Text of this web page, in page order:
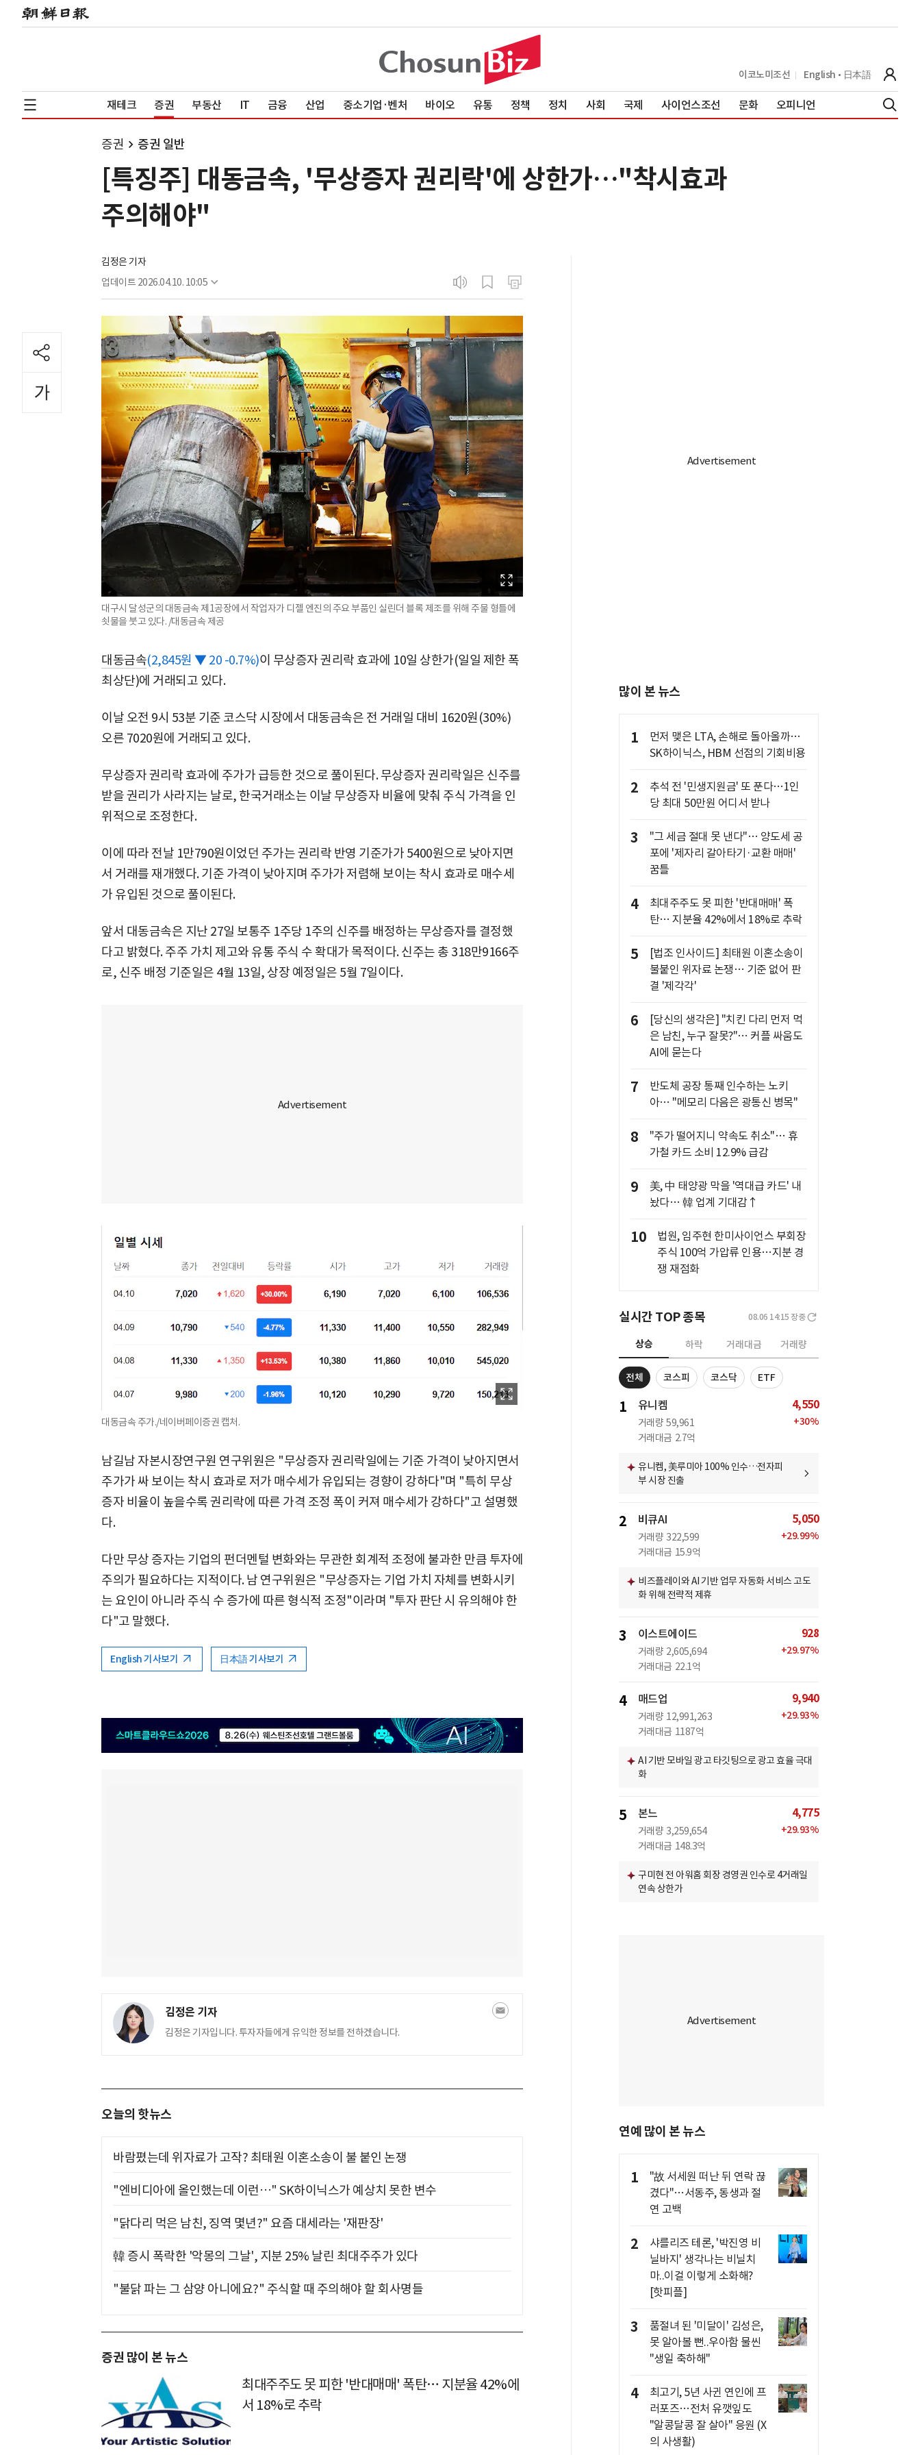
이코노미조선 English 日本語
재테크 증권 부동산 IT 금융 산업 중소기업·벤처 바이오 유통 정책 정치 사회 국제 사이언스조선 문화 오피니언
증권 증권 일반
[특징주] 대동금속, '무상증자 권리락'에 상한가…"착시효과
주의해야"
김정은 기자
업데이트 2026.04.10. 10:05
대구시 달성군의 대동금속 제1공장에서 작업자가 디젤 엔진의 주요 부품인 실린더 블록 제조를 위해 주물 형틀에
쇳물을 붓고 있다. /대동금속 제공
대동금속(2,845원 ▼ 20 -0.7%)이 무상증자 권리락 효과에 10일 상한가(일일 제한 폭
최상단)에 거래되고 있다.
이날 오전 9시 53분 기준 코스닥 시장에서 대동금속은 전 거래일 대비 1620원(30%)
오른 7020원에 거래되고 있다.
무상증자 권리락 효과에 주가가 급등한 것으로 풀이된다. 무상증자 권리락일은 신주를
받을 권리가 사라지는 날로, 한국거래소는 이날 무상증자 비율에 맞춰 주식 가격을 인
위적으로 조정한다.
이에 따라 전날 1만790원이었던 주가는 권리락 반영 기준가가 5400원으로 낮아지면
서 거래를 재개했다. 기준 가격이 낮아지며 주가가 저렴해 보이는 착시 효과로 매수세
가 유입된 것으로 풀이된다.
앞서 대동금속은 지난 27일 보통주 1주당 1주의 신주를 배정하는 무상증자를 결정했
다고 밝혔다. 주주 가치 제고와 유통 주식 수 확대가 목적이다. 신주는 총 318만9166주
로, 신주 배정 기준일은 4월 13일, 상장 예정일은 5월 7일이다.
대동금속 주가./네이버페이증권 캡처.
남길남 자본시장연구원 연구위원은 "무상증자 권리락일에는 기준 가격이 낮아지면서
주가가 싸 보이는 착시 효과로 저가 매수세가 유입되는 경향이 강하다"며 "특히 무상
증자 비율이 높을수록 권리락에 따른 가격 조정 폭이 커져 매수세가 강하다"고 설명했
다.
다만 무상 증자는 기업의 펀더멘털 변화와는 무관한 회계적 조정에 불과한 만큼 투자에
주의가 필요하다는 지적이다. 남 연구위원은 "무상증자는 기업 가치 자체를 변화시키
는 요인이 아니라 주식 수 증가에 따른 형식적 조정"이라며 "투자 판단 시 유의해야 한
다"고 말했다.
English 기사보기 日本語 기사보기
김정은 기자
김정은 기자입니다. 투자자들에게 유익한 정보를 전하겠습니다.
오늘의 핫뉴스
바람폈는데 위자료가 고작? 최태원 이혼소송이 불 붙인 논쟁
"엔비디아에 올인했는데 이런…" SK하이닉스가 예상치 못한 변수
"닭다리 먹은 남친, 징역 몇년?" 요즘 대세라는 '재판장'
韓 증시 폭락한 '악몽의 그날', 지분 25% 날린 최대주주가 있다
"불닭 파는 그 삼양 아니에요?" 주식할 때 주의해야 할 회사명들
증권 많이 본 뉴스
최대주주도 못 피한 '반대매매' 폭탄… 지분율 42%에
서 18%로 추락
많이 본 뉴스
1
먼저 맺은 LTA, 손해로 돌아올까…
SK하이닉스, HBM 선점의 기회비용
2
추석 전 '민생지원금' 또 푼다…1인
당 최대 50만원 어디서 받나
3
"그 세금 절대 못 낸다"… 양도세 공
포에 '제자리 갈아타기·교환 매매'
꿈틀
4
최대주주도 못 피한 '반대매매' 폭
탄… 지분율 42%에서 18%로 추락
5
[법조 인사이드] 최태원 이혼소송이
불붙인 위자료 논쟁… 기준 없어 판
결 '제각각'
6
[당신의 생각은] "치킨 다리 먼저 먹
은 남친, 누구 잘못?"… 커플 싸움도
AI에 묻는다
7
반도체 공장 통째 인수하는 노키
아… "메모리 다음은 광통신 병목"
8
"주가 떨어지니 약속도 취소"… 휴
가철 카드 소비 12.9% 급감
9
美, 中 태양광 막을 '역대급 카드' 내
놨다… 韓 업계 기대감↑
10
법원, 임주현 한미사이언스 부회장
주식 100억 가압류 인용…지분 경
쟁 재점화
실시간 TOP 종목 08.06 14:15 장중
상승 하락 거래대금 거래량
전체 코스피 코스닥 ETF
1 유니켐
거래량 59,961
거래대금 2.7억
4,550
+30%
유니켐, 美루미아 100% 인수…전자피
부 시장 진출
2 비큐AI
거래량 322,599
거래대금 15.9억
5,050
+29.99%
비즈플레이와 AI 기반 업무 자동화 서비스 고도
화 위해 전략적 제휴
3 이스트에이드
거래량 2,605,694
거래대금 22.1억
928
+29.97%
4 매드업
거래량 12,991,263
거래대금 1187억
9,940
+29.93%
AI 기반 모바일 광고 타깃팅으로 광고 효율 극대
화
5 본느
거래량 3,259,654
거래대금 148.3억
4,775
+29.93%
구미현 전 아워홈 회장 경영권 인수로 4거래일
연속 상한가
연예 많이 본 뉴스
1
"故 서세원 떠난 뒤 연락 끊
겼다"…서동주, 동생과 절
연 고백
2
샤를리즈 테론, '박진영 비
닐바지' 생각나는 비닐치
마..이걸 이렇게 소화해?
[핫피플]
3
품절녀 된 '미달이' 김성은,
못 알아볼 뻔..우아함 물씬
"생일 축하해"
4
최고기, 5년 사귄 연인에 프
러포즈…전처 유깻잎도
"알콩달콩 잘 살아" 응원 (X
의 사생활)